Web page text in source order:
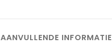
AANVULLENDE INFORMATIE